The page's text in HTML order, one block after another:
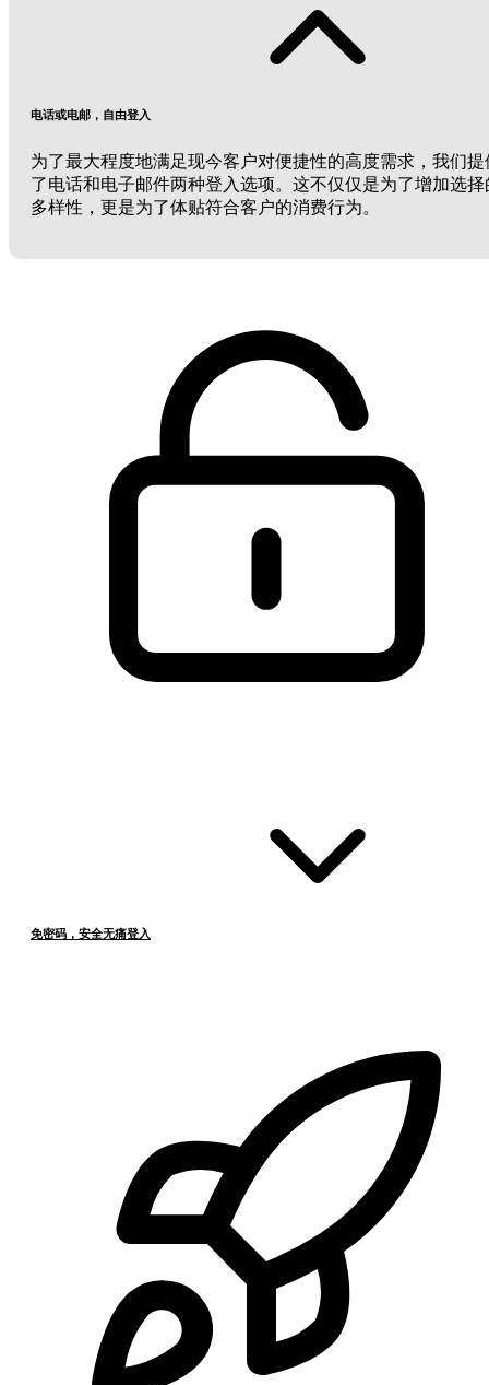
电话或电邮，自由登入
为了最大程度地满足现今客户对便捷性的高度需求，我们提
了电话和电子邮件两种登入选项。这不仅仅是为了增加选择
多样性，更是为了体贴符合客户的消费行为。
免密码，安全无痛登入